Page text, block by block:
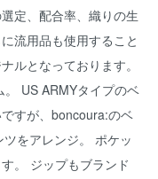
定、配合率、織りの生
流用品も使用すること
ルとなっております。
US ARMYタイプのベ
すが、boncoura:のベ
をアレンジ。 ポケッ
。 ジップもブランド